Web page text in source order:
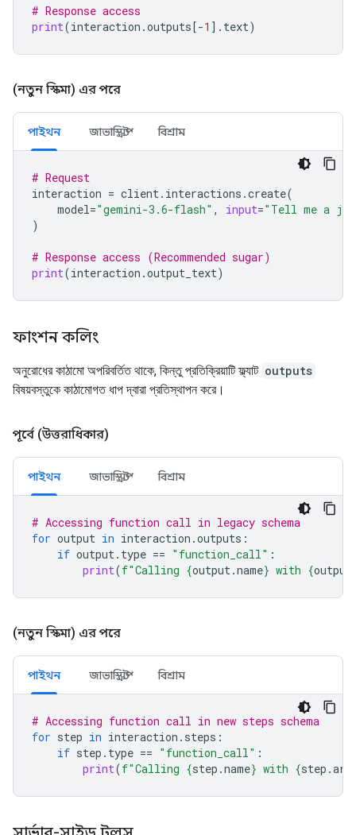
# Response access
print(interaction .outputs[-1 ] . text)
(নতুন স্কিমা) এর পরে
পাইথন জাভাস্ক্রিপ্ট বিশ্রাম
# Request
interaction = client. interactions .create(
model="gemini-3.6-flash" , input="Tell me a
)
# Response access (Recommended sugar)
print(interaction .output_text)
ফাংশন কলিং
অনুরোধের কাঠামো অপরিবর্তিত থাকে, কিন্তু প্রতিক্রিয়াটি ফ্ল্যাট outputs
বিষয়বস্তুকে কাঠামোগত ধাপ দ্বারা প্রতিস্থাপন করে।
পূর্বে (উত্তরাধিকার)
পাইথন জাভাস্ক্রিপ্ট বিশ্রাম
# Accessing function call in legacy schema
for output in interaction .outputs :
if output. type == "function_call" :
print(f"Calling {output.name} with {output
(নতুন স্কিমা) এর পরে
পাইথন জাভাস্ক্রিপ্ট বিশ্রাম
# Accessing function call in new steps schema
for step in interaction . steps :
if step . type == "function_call" :
print(f"Calling {step .name} with {step .